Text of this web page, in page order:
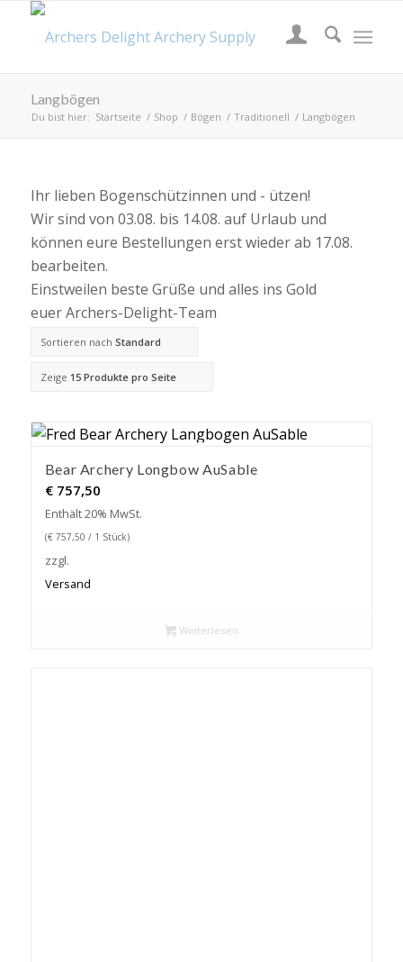
Langbögen
Du bist hier: Startseite / Shop / Bögen / Traditionell / Langbögen
Ihr lieben Bogenschützinnen und - ützen!
Wir sind von 03.08. bis 14.08. auf Urlaub und
können eure Bestellungen erst wieder ab 17.08.
bearbeiten.
Einstweilen beste Grüße und alles ins Gold
euer Archers-Delight-Team
Sortieren nach Standard
Zeige 15 Produkte pro Seite
Bear Archery Longbow AuSable
€757,50
Enthält 20% MwSt.
(€757,50 / 1 Stück)
zzgl.
Versand
Weiterlesen